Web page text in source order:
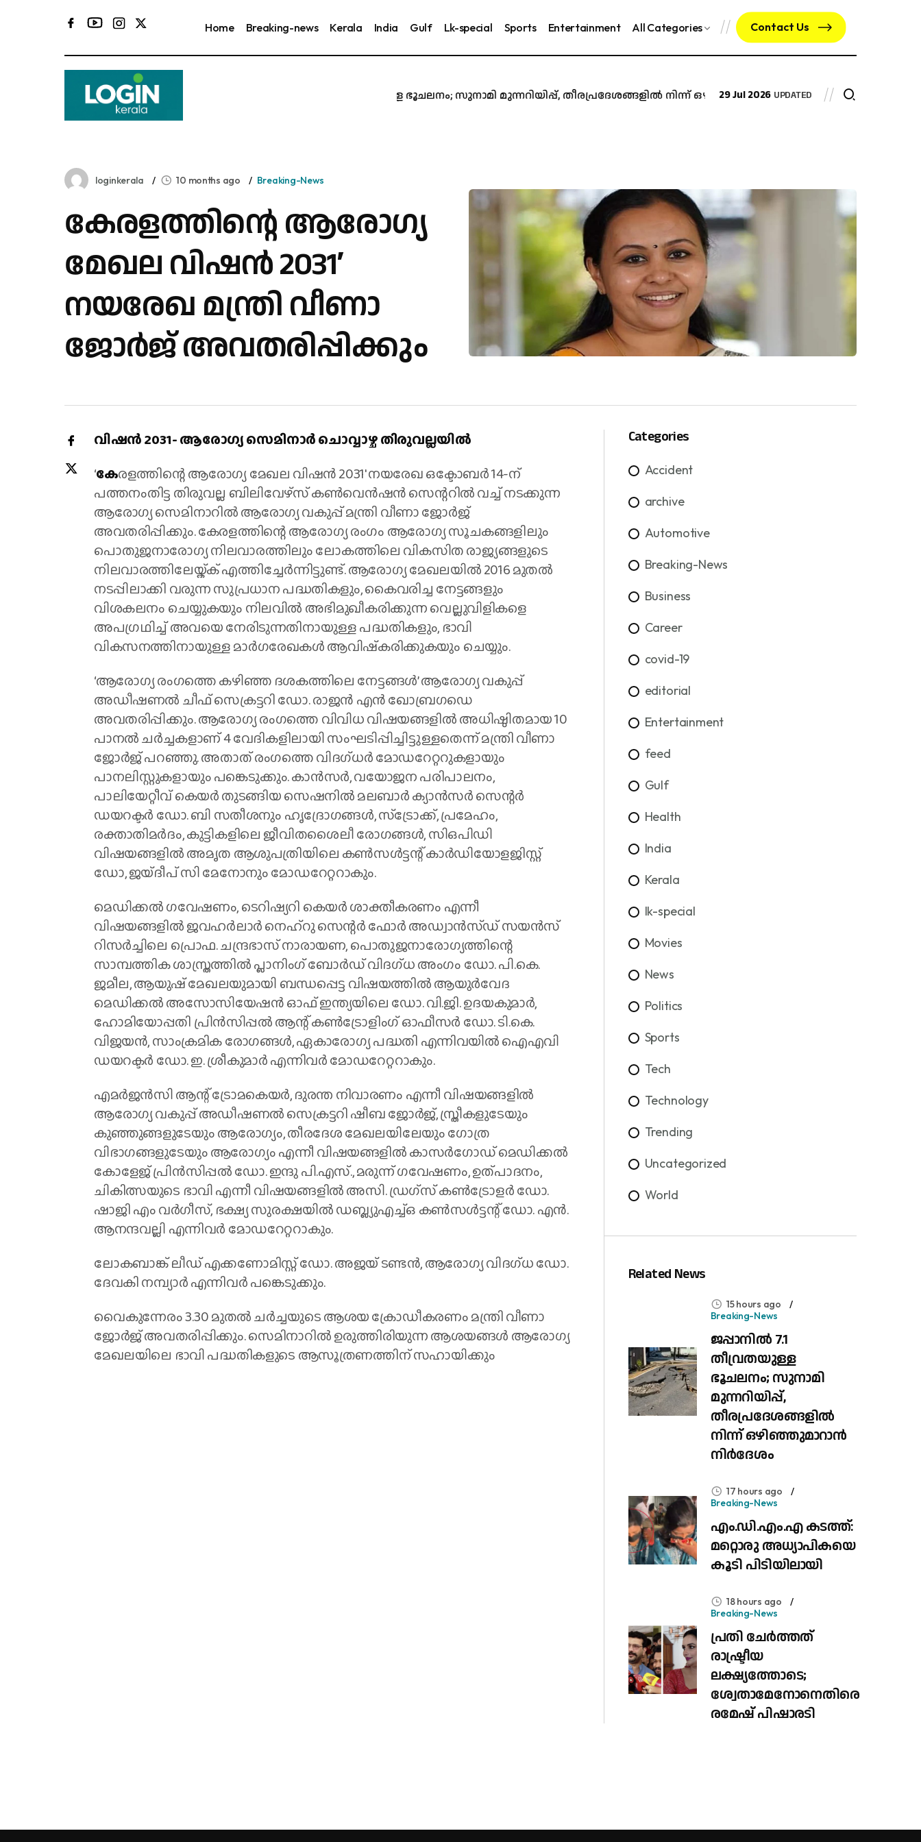
Home Breaking-news Kerala India Gulf Lk-special Sports Entertainment All Categories Contact Us
ജപ്പാനിൽ 7.1 തീവ്രതയുള്ള ഭൂചലനം; സുനാമി മുന്നറിയിപ്പ്, തീരപ്രദേശങ്ങളിൽ നിന്ന് ഒഴിഞ്ഞുമാറാൻ നിർദേശം എം.ഡി.എം.എ
29 Jul 2026 UPDATED
loginkerala 10 months ago Breaking-News
കേരളത്തിന്റെ ആരോഗ്യ
മേഖല വിഷന്‍ 2031′
നയരേഖ മന്ത്രി വീണാ
ജോര്‍ജ് അവതരിപ്പിക്കും
വിഷന്‍ 2031- ആരോഗ്യ സെമിനാര്‍ ചൊവ്വാഴ്ച തിരുവല്ലയില്‍
‘കേരളത്തിന്റെ ആരോഗ്യ മേഖല വിഷന്‍ 2031′ നയരേഖ ഒക്ടോബര്‍ 14-ന്
പത്തനംതിട്ട തിരുവല്ല ബിലിവേഴ്‌സ് കണ്‍വെന്‍ഷന്‍ സെന്ററില്‍ വച്ച് നടക്കുന്ന
ആരോഗ്യ സെമിനാറില്‍ ആരോഗ്യ വകുപ്പ് മന്ത്രി വീണാ ജോര്‍ജ്
അവതരിപ്പിക്കും. കേരളത്തിന്റെ ആരോഗ്യ രംഗം ആരോഗ്യ സൂചകങ്ങളിലും
പൊതുജനാരോഗ്യ നിലവാരത്തിലും ലോകത്തിലെ വികസിത രാജ്യങ്ങളുടെ
നിലവാരത്തിലേയ്ക്ക് എത്തിച്ചേര്‍ന്നിട്ടുണ്ട്. ആരോഗ്യ മേഖലയില്‍ 2016 മുതല്‍
നടപ്പിലാക്കി വരുന്ന സുപ്രധാന പദ്ധതികളും, കൈവരിച്ച നേട്ടങ്ങളും
വിശകലനം ചെയ്യുകയും നിലവില്‍ അഭിമുഖീകരിക്കുന്ന വെല്ലുവിളികളെ
അപഗ്രഥിച്ച് അവയെ നേരിടുന്നതിനായുള്ള പദ്ധതികളും, ഭാവി
വികസനത്തിനായുള്ള മാര്‍ഗരേഖകള്‍ ആവിഷ്‌കരിക്കുകയും ചെയ്യും.
‘ആരോഗ്യ രംഗത്തെ കഴിഞ്ഞ ദശകത്തിലെ നേട്ടങ്ങള്‍’ ആരോഗ്യ വകുപ്പ്
അഡീഷണല്‍ ചീഫ് സെക്രട്ടറി ഡോ. രാജന്‍ എന്‍ ഖോബ്രഗഡെ
അവതരിപ്പിക്കും. ആരോഗ്യ രംഗത്തെ വിവിധ വിഷയങ്ങളില്‍ അധിഷ്ഠിതമായ 10
പാനല്‍ ചര്‍ച്ചകളാണ് 4 വേദികളിലായി സംഘടിപ്പിച്ചിട്ടുള്ളതെന്ന് മന്ത്രി വീണാ
ജോര്‍ജ് പറഞ്ഞു. അതാത് രംഗത്തെ വിദഗ്ധര്‍ മോഡറേറ്ററുകളായും
പാനലിസ്റ്റുകളായും പങ്കെടുക്കും. കാന്‍സര്‍, വയോജന പരിപാലനം,
പാലിയേറ്റീവ് കെയര്‍ തുടങ്ങിയ സെഷനില്‍ മലബാര്‍ ക്യാന്‍സര്‍ സെന്റര്‍
ഡയറക്ടര്‍ ഡോ. ബി സതീശനും ഹൃദ്രോഗങ്ങള്‍, സ്‌ട്രോക്ക്, പ്രമേഹം,
രക്താതിമര്‍ദം, കുട്ടികളിലെ ജീവിതശൈലീ രോഗങ്ങള്‍, സിഒപിഡി
വിഷയങ്ങളില്‍ അമൃത ആശുപത്രിയിലെ കണ്‍സള്‍ട്ടന്റ് കാര്‍ഡിയോളജിസ്റ്റ്
ഡോ, ജയ്ദീപ് സി മേനോനും മോഡറേറ്ററാകും.
മെഡിക്കല്‍ ഗവേഷണം, ടെറിഷ്യറി കെയര്‍ ശാക്തീകരണം എന്നീ
വിഷയങ്ങളില്‍ ജവഹര്‍ലാര്‍ നെഹ്‌റു സെന്റര്‍ ഫോര്‍ അഡ്വാന്‍സ്ഡ് സയന്‍സ്
റിസര്‍ച്ചിലെ പ്രൊഫ. ചന്ദ്രഭാസ് നാരായണ, പൊതുജനാരോഗ്യത്തിന്റെ
സാമ്പത്തിക ശാസ്ത്രത്തില്‍ പ്ലാനിംഗ് ബോര്‍ഡ് വിദഗ്ധ അംഗം ഡോ. പി.കെ.
ജമീല, ആയുഷ് മേഖലയുമായി ബന്ധപ്പെട്ട വിഷയത്തില്‍ ആയുര്‍വേദ
മെഡിക്കല്‍ അസോസിയേഷന്‍ ഓഫ് ഇന്ത്യയിലെ ഡോ. വി.ജി. ഉദയകുമാര്‍,
ഹോമിയോപ്പതി പ്രിന്‍സിപ്പല്‍ ആന്റ് കണ്‍ട്രോളിംഗ് ഓഫീസര്‍ ഡോ. ടി.കെ.
വിജയന്‍, സാംക്രമിക രോഗങ്ങള്‍, ഏകാരോഗ്യ പദ്ധതി എന്നിവയില്‍ ഐഎവി
ഡയറക്ടര്‍ ഡോ. ഇ. ശ്രീകുമാര്‍ എന്നിവര്‍ മോഡറേറ്ററാകും.
എമര്‍ജന്‍സി ആന്റ് ട്രോമകെയര്‍, ദുരന്ത നിവാരണം എന്നീ വിഷയങ്ങളില്‍
ആരോഗ്യ വകുപ്പ് അഡീഷണല്‍ സെക്രട്ടറി ഷീബ ജോര്‍ജ്, സ്ത്രീകളുടേയും
കുഞ്ഞുങ്ങളുടേയും ആരോഗ്യം, തീരദേശ മേഖലയിലേയും ഗോത്ര
വിഭാഗങ്ങളുടേയും ആരോഗ്യം എന്നീ വിഷയങ്ങളില്‍ കാസര്‍ഗോഡ് മെഡിക്കല്‍
കോളേജ് പ്രിന്‍സിപ്പല്‍ ഡോ. ഇന്ദു പി.എസ്., മരുന്ന് ഗവേഷണം, ഉത്പാദനം,
ചികിത്സയുടെ ഭാവി എന്നീ വിഷയങ്ങളില്‍ അസി. ഡ്രഗ്‌സ് കണ്‍ട്രോളര്‍ ഡോ.
ഷാജി എം വര്‍ഗീസ്, ഭക്ഷ്യ സുരക്ഷയില്‍ ഡബ്ല്യുഎച്ച്ഒ കണ്‍സള്‍ട്ടന്റ് ഡോ. എന്‍.
ആനന്ദവല്ലി എന്നിവര്‍ മോഡറേറ്ററാകും.
ലോകബാങ്ക് ലീഡ് എക്കണോമിസ്റ്റ് ഡോ. അജയ് ടണ്ടന്‍, ആരോഗ്യ വിദഗ്ധ ഡോ.
ദേവകി നമ്പ്യാര്‍ എന്നിവര്‍ പങ്കെടുക്കും.
വൈകുന്നേരം 3.30 മുതല്‍ ചര്‍ച്ചയുടെ ആശയ ക്രോഡീകരണം മന്ത്രി വീണാ
ജോര്‍ജ് അവതരിപ്പിക്കും. സെമിനാറില്‍ ഉരുത്തിരിയുന്ന ആശയങ്ങള്‍ ആരോഗ്യ
മേഖലയിലെ ഭാവി പദ്ധതികളുടെ ആസൂത്രണത്തിന് സഹായിക്കും
Categories
Accident
archive
Automotive
Breaking-News
Business
Career
covid-19
editorial
Entertainment
feed
Gulf
Health
India
Kerala
lk-special
Movies
News
Politics
Sports
Tech
Technology
Trending
Uncategorized
World
Related News
15 hours ago
Breaking-News
ജപ്പാനിൽ 7.1
തീവ്രതയുള്ള
ഭൂചലനം; സുനാമി
മുന്നറിയിപ്പ്,
തീരപ്രദേശങ്ങളിൽ
നിന്ന് ഒഴിഞ്ഞുമാറാൻ
നിർദേശം
17 hours ago
Breaking-News
എം.ഡി.എം.എ കടത്ത്:
മറ്റൊരു അധ്യാപികയെ
കൂടി പിടിയിലായി
18 hours ago
Breaking-News
പ്രതി ചേർത്തത്
രാഷ്ട്രീയ
ലക്ഷ്യത്തോടെ;
ശ്വേതാമേനോനെതിരെ
രമേഷ് പിഷാരടി